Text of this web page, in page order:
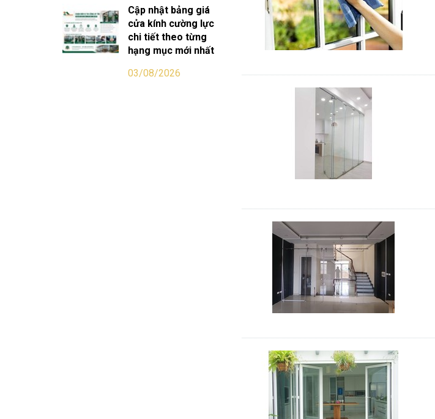
Cập nhật bảng giá
cửa kính cường lực
chi tiết theo từng
hạng mục mới nhất
03/08/2026